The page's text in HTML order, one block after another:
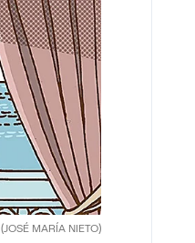
(JOSÉ MARÍA NIETO)